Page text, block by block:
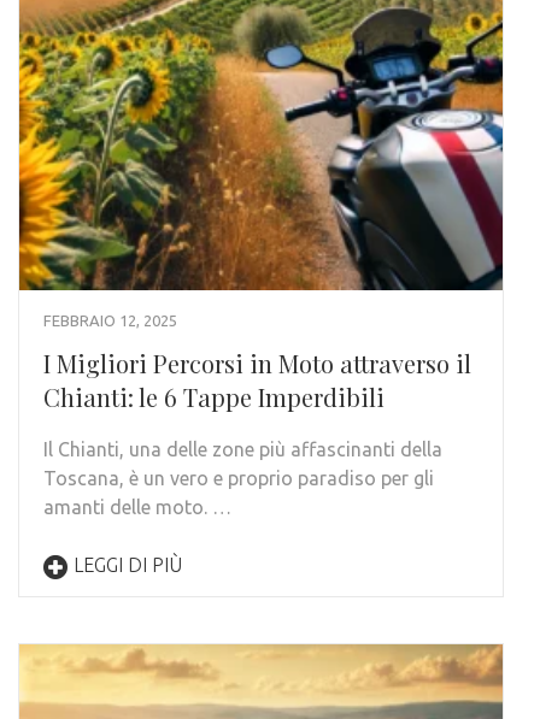
FEBBRAIO 12, 2025
I Migliori Percorsi in Moto attraverso il
Chianti: le 6 Tappe Imperdibili
Il Chianti, una delle zone più affascinanti della
Toscana, è un vero e proprio paradiso per gli
amanti delle moto. …
LEGGI DI PIÙ